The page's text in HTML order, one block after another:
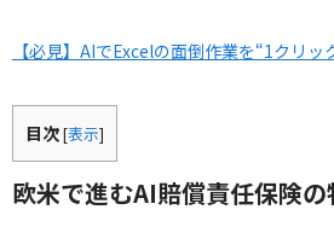
【必見】AIでExcelの面倒作業を“1クリッ
目次[表示]
欧米で進むAI賠償責任保険の